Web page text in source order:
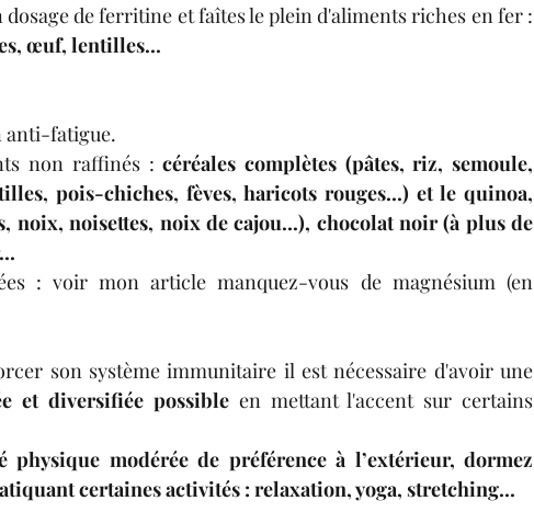
œuf, lentilles...
anti-fatigue.
non raffinés : céréales complètes (pâtes, riz, semoule,
pois-chiches, fèves, haricots rouges...) et le quinoa,
noix, noisettes, noix de cajou...), chocolat noir (à plus de
: voir mon article manquez-vous de magnésium (en
son système immunitaire il est nécessaire d'avoir une
et diversifiée possible en mettant l'accent sur certains
physique modérée de préférence à l’extérieur, dormez
certaines activités : relaxation, yoga, stretching...